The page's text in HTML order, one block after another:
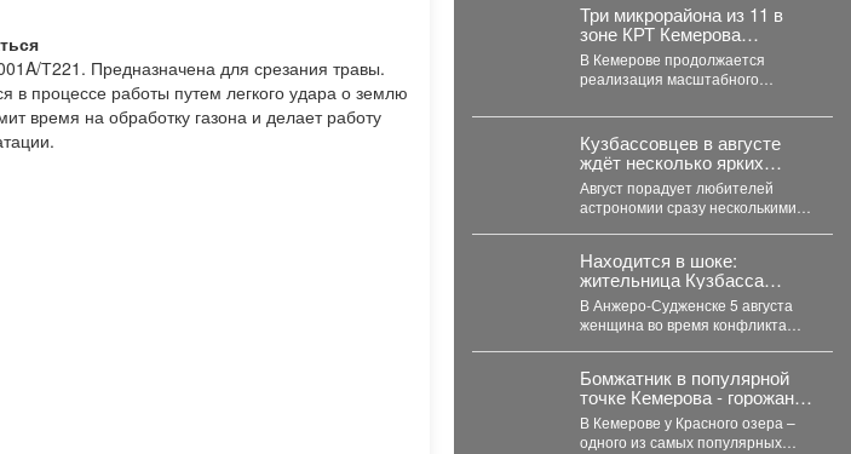
Т221. Предназначена для срезания травы.
в процессе работы путем легкого удара о землю
время на обработку газона и делает работу
Три микрорайона из 11 в
зоне КРТ Кемерова
остаются без
застройщиков
В Кемерове продолжается
реализация масштабного
территорий. Первый дом скоро
будет сдан, но...
Кузбассовцев в августе
ждёт несколько ярких
астрономических событий
Август порадует любителей
астрономии сразу несколькими
частное лунное...
Находится в шоке:
жительница Кузбасса
ударила мужа ножом в
сердце - подробности
В Анжеро-Судженске 5 августа
женщина во время конфликта
Бомжатник в популярной
точке Кемерова - горожанка
обнаружила жуткий объект
на Красном озере
В Кемерове у Красного озера –
одного из самых популярных